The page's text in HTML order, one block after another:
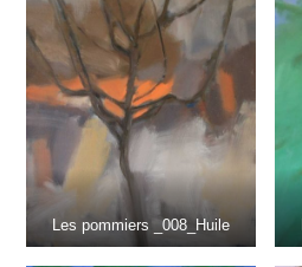
Les pommiers _008_Huile